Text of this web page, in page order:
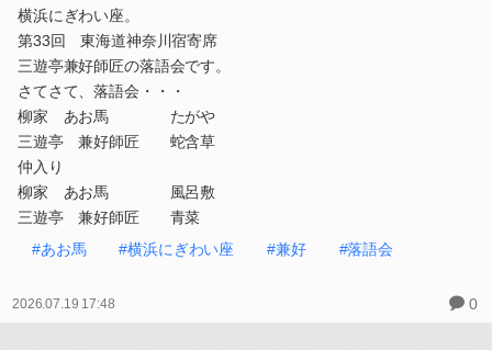
横浜にぎわい座。
第33回 東海道神奈川宿寄席
三遊亭兼好師匠の落語会です。
さてさて、落語会・・・
柳家 あお馬 たがや
三遊亭 兼好師匠 蛇含草
仲入り
柳家 あお馬 風呂敷
三遊亭 兼好師匠 青菜
#あお馬
#横浜にぎわい座 #兼好 #落語会
2026.07.19 17:48 0